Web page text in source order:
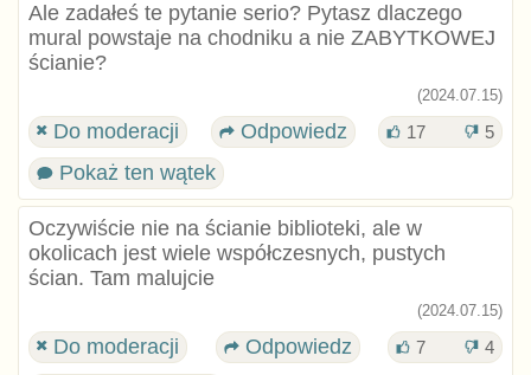
Ale zadałeś te pytanie serio? Pytasz dlaczego
mural powstaje na chodniku a nie ZABYTKOWEJ
ścianie?
(2024.07.15)
Do moderacji Odpowiedz 17 5
Pokaż ten wątek
Oczywiście nie na ścianie biblioteki, ale w
okolicach jest wiele współczesnych, pustych
ścian. Tam malujcie
(2024.07.15)
Do moderacji Odpowiedz 7 4